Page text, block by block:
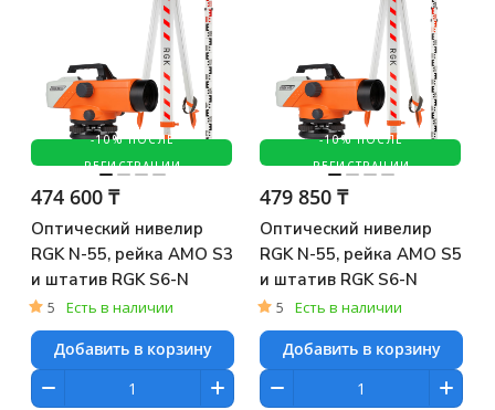
-10% ПОСЛЕ
РЕГИСТРАЦИИ
474 600 ₸
Оптический нивелир
RGK N-55, рейка AMO S3
и штатив RGK S6-N
5 Есть в наличии
Добавить в корзину
-10% ПОСЛЕ
РЕГИСТРАЦИИ
479 850 ₸
Оптический нивелир
RGK N-55, рейка AMO S5
и штатив RGK S6-N
5 Есть в наличии
Добавить в корзину